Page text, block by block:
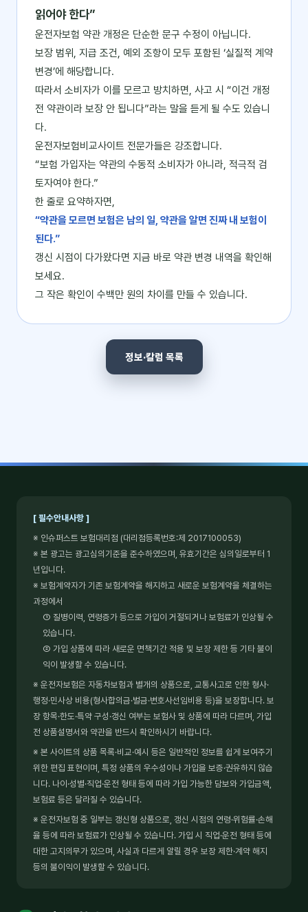
읽어야 한다”
운전자보험 약관 개정은 단순한 문구 수정이 아닙니다.
보장 범위, 지급 조건, 예외 조항이 모두 포함된 ‘실질적 계약
변경’에 해당합니다.
따라서 소비자가 이를 모르고 방치하면, 사고 시 “이건 개정
전 약관이라 보장 안 됩니다”라는 말을 듣게 될 수도 있습니
다.
운전자보험비교사이트 전문가들은 강조합니다.
“보험 가입자는 약관의 수동적 소비자가 아니라, 적극적 검
토자여야 한다.”
한 줄로 요약하자면,
“약관을 모르면 보험은 남의 일, 약관을 알면 진짜 내 보험이
된다.”
갱신 시점이 다가왔다면 지금 바로 약관 변경 내역을 확인해
보세요.
그 작은 확인이 수백만 원의 차이를 만들 수 있습니다.
정보·칼럼 목록
[ 필수안내사항 ]
※ 인슈퍼스트 보험대리점 (대리점등록번호:제 2017100053)
※ 본 광고는 광고심의기준을 준수하였으며, 유효기간은 심의일로부터 1
년입니다.
※ 보험계약자가 기존 보험계약을 해지하고 새로운 보험계약을 체결하는
과정에서
① 질병이력, 연령증가 등으로 가입이 거절되거나 보험료가 인상될 수
있습니다.
② 가입 상품에 따라 새로운 면책기간 적용 및 보장 제한 등 기타 불이
익이 발생할 수 있습니다.
※ 운전자보험은 자동차보험과 별개의 상품으로, 교통사고로 인한 형사·
행정·민사상 비용(형사합의금·벌금·변호사선임비용 등)을 보장합니다. 보
장 항목·한도·특약 구성·갱신 여부는 보험사 및 상품에 따라 다르며, 가입
전 상품설명서와 약관을 반드시 확인하시기 바랍니다.
※ 본 사이트의 상품 목록·비교·예시 등은 일반적인 정보를 쉽게 보여주기
위한 편집 표현이며, 특정 상품의 우수성이나 가입을 보증·권유하지 않습
니다. 나이·성별·직업·운전 형태 등에 따라 가입 가능한 담보와 가입금액,
보험료 등은 달라질 수 있습니다.
※ 운전자보험 중 일부는 갱신형 상품으로, 갱신 시점의 연령·위험률·손해
율 등에 따라 보험료가 인상될 수 있습니다. 가입 시 직업·운전 형태 등에
대한 고지의무가 있으며, 사실과 다르게 알릴 경우 보장 제한·계약 해지
등의 불이익이 발생할 수 있습니다.